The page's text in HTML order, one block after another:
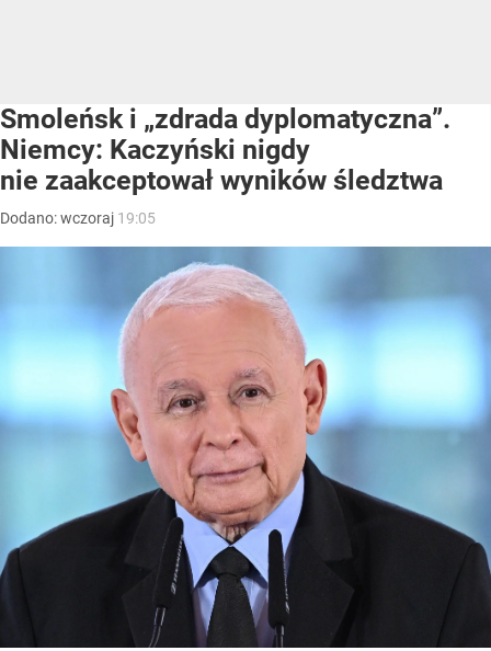
Smoleńsk i „zdrada dyplomatyczna”.
Niemcy: Kaczyński nigdy
nie zaakceptował wyników śledztwa
Dodano:wczoraj 19:05